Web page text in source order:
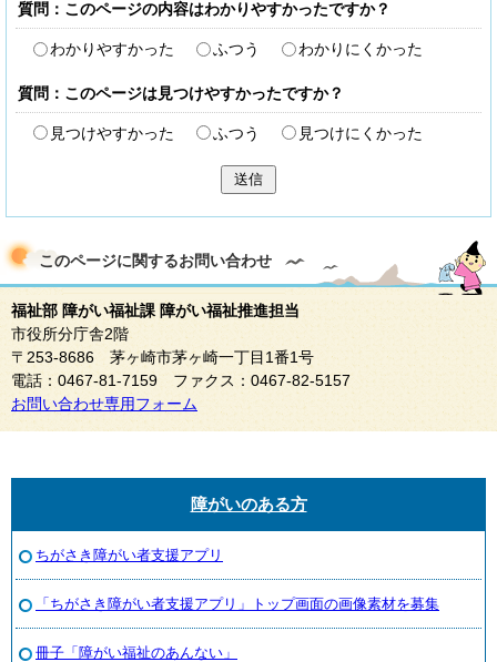
質問：このページの内容はわかりやすかったですか？
わかりやすかった ふつう わかりにくかった
質問：このページは見つけやすかったですか？
見つけやすかった ふつう 見つけにくかった
送信
このページに関するお問い合わせ
福祉部 障がい福祉課 障がい福祉推進担当
市役所分庁舎2階
〒253-8686 茅ヶ崎市茅ヶ崎一丁目1番1号
電話：0467-81-7159 ファクス：0467-82-5157
お問い合わせ専用フォーム
障がいのある方
ちがさき障がい者支援アプリ
「ちがさき障がい者支援アプリ」トップ画面の画像素材を募集
冊子「障がい福祉のあんない」